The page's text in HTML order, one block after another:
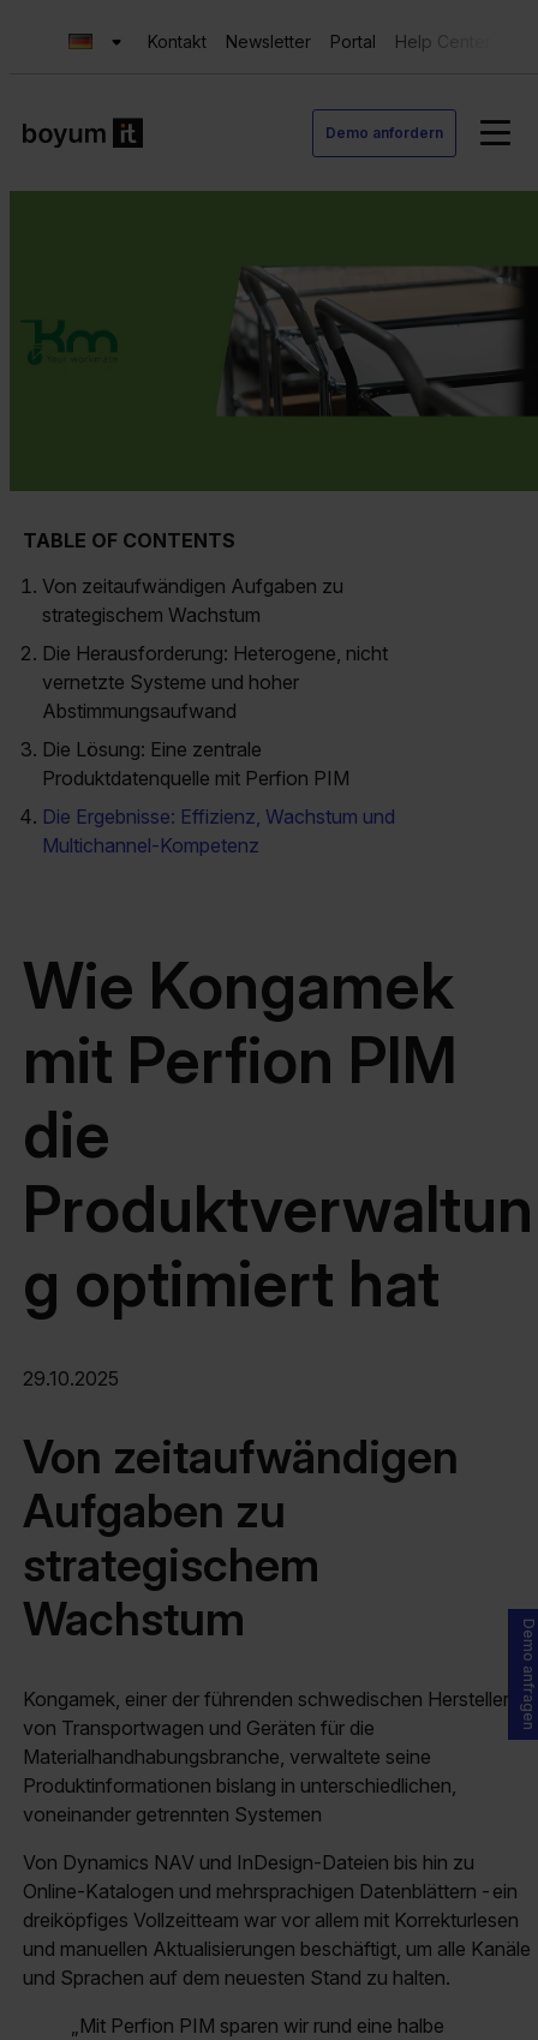
Kontakt Newsletter Portal Help Center
Demo anfordern
TABLE OF CONTENTS
Von zeitaufwändigen Aufgaben zu
strategischem Wachstum
Die Herausforderung: Heterogene, nicht
vernetzte Systeme und hoher
Abstimmungsaufwand
Die Lösung: Eine zentrale
Produktdatenquelle mit Perfion PIM
Die Ergebnisse: Effizienz, Wachstum und
Multichannel-Kompetenz
Wie Kongamek
mit Perfion PIM
die
Produktverwaltun
g optimiert hat
29.10.2025
Von zeitaufwändigen
Aufgaben zu
strategischem
Wachstum
Kongamek, einer der führenden schwedischen Hersteller
von Transportwagen und Geräten für die
Materialhandhabungsbranche, verwaltete seine
Produktinformationen bislang in unterschiedlichen,
voneinander getrennten Systemen
Von Dynamics NAV und InDesign-Dateien bis hin zu
Online-Katalogen und mehrsprachigen Datenblättern - ein
dreiköpfiges Vollzeitteam war vor allem mit Korrekturlesen
und manuellen Aktualisierungen beschäftigt, um alle Kanäle
und Sprachen auf dem neuesten Stand zu halten.
„Mit Perfion PIM sparen wir rund eine halbe
Demo anfragen